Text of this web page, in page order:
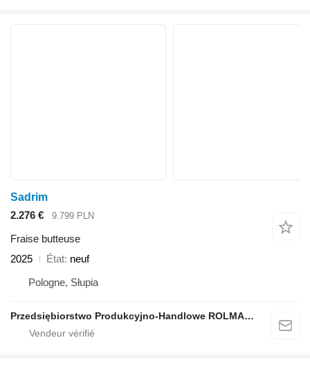
Sadrim
2.276 €
9.799 PLN
Fraise butteuse
2025
État neuf
Pologne, Słupia
Przedsiębiorstwo Produkcyjno-Handlowe ROLMAPOL Marcin Dziekan